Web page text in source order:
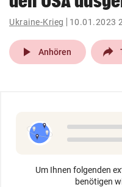
account_circle Anmelden
pin_drop
Wien
search
eingeben
Ukraine-Krieg 10.01.2023
play_arrow Anhören
Um Ihnen folgenden
benötigen